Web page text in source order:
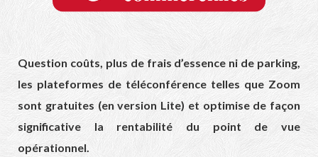
Question coûts, plus de frais d’essence ni de parking,
les plateformes de téléconférence telles que Zoom
sont gratuites (en version Lite) et optimise de façon
significative la rentabilité du point de vue
opérationnel.